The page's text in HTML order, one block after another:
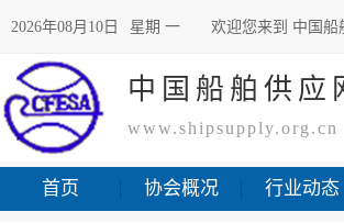
2026年08月10日 星期 一 欢迎您来到 中国船
中国船舶供应
www.shipsupply.org.cn
首页 协会概况 行业动态